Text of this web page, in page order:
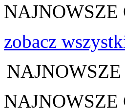
NAJNOWSZE
zobacz